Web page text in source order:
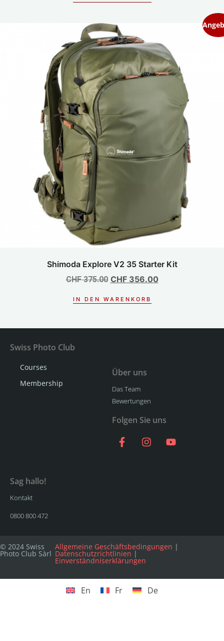
Shimoda Explore V2 35 Starter Kit
CHF375.00 CHF356.00
IN DEN WARENKORB
Swiss Photo Club
Courses
Membership
Über uns
Das Team
Bewertungen
Folgen Sie uns
Sag hallo!
Kontakt
0800 800 472
© 2024 Swiss
Photo Club Sàrl
Allgemeine Geschäftsbedingungen |
Datenschutzrichtlinien |
Einverständniserklärungen
En Fr De